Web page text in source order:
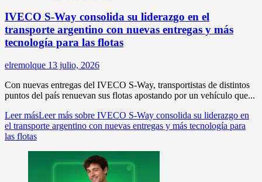
IVECO S-Way consolida su liderazgo en el
transporte argentino con nuevas entregas y más
tecnología para las flotas
elremolque 13 julio, 2026
Con nuevas entregas del IVECO S-Way, transportistas de distintos
puntos del país renuevan sus flotas apostando por un vehículo que...
Leer másLeer más sobre IVECO S-Way consolida su liderazgo en
el transporte argentino con nuevas entregas y más tecnología para
las flotas